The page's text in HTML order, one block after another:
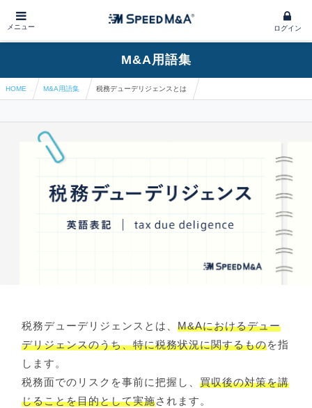
メニュー ログイン
M&A用語集
HOME M&A用語集 税務デューデリジェンスとは
税務デューデリジェンスとは、M&Aにおけるデュー
デリジェンスのうち、特に税務状況に関するものを指
します。
税務面でのリスクを事前に把握し、買収後の対策を講
じることを目的として実施されます。